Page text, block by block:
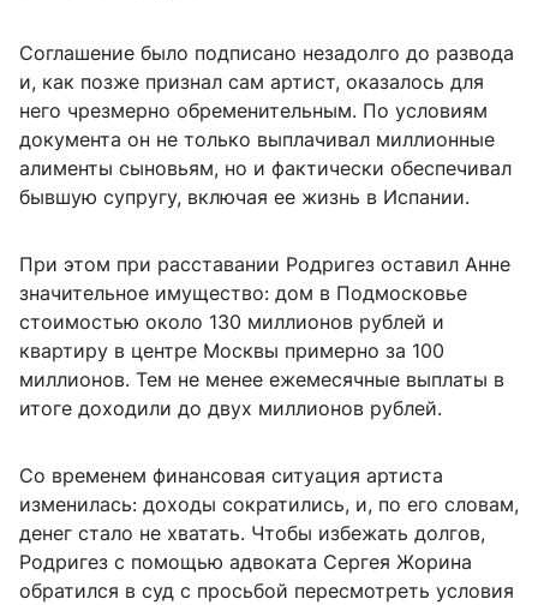
Соглашение было подписано незадолго до развода
и, как позже признал сам артист, оказалось для
него чрезмерно обременительным. По условиям
документа он не только выплачивал миллионные
алименты сыновьям, но и фактически обеспечивал
бывшую супругу, включая ее жизнь в Испании.
При этом при расставании Родригез оставил Анне
значительное имущество: дом в Подмосковье
стоимостью около 130 миллионов рублей и
квартиру в центре Москвы примерно за 100
миллионов. Тем не менее ежемесячные выплаты в
итоге доходили до двух миллионов рублей.
Со временем финансовая ситуация артиста
изменилась: доходы сократились, и, по его словам,
денег стало не хватать. Чтобы избежать долгов,
Родригез с помощью адвоката Сергея Жорина
обратился в суд с просьбой пересмотреть условия